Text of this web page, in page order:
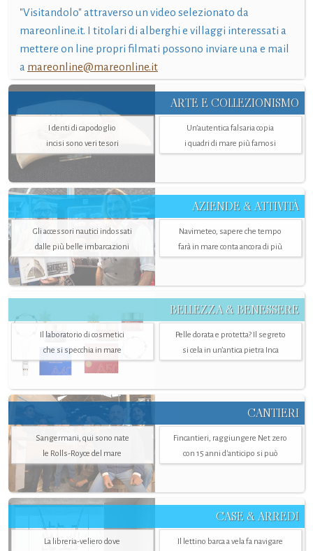
"Visitandolo" attraverso un video selezionato da
mareonline.it. I titolari di alberghi e villaggi interessati a
mettere on line propri filmati possono inviare una e mail
a mareonline@mareonline.it
ARTE E COLLEZIONISMO
I denti di capodoglio
incisi sono veri tesori
Un’autentica falsaria copia
i quadri di mare più famosi
AZIENDE & ATTIVITÀ
Gli accessori nautici indossati
dalle più belle imbarcazioni
Navimeteo, sapere che tempo
farà in mare conta ancora di più
BELLEZZA & BENESSERE
Il laboratorio di cosmetici
che si specchia in mare
Pelle dorata e protetta? Il segreto
si cela in un’antica pietra Inca
CANTIERI
Sangermani, qui sono nate
le Rolls-Royce del mare
Fincantieri, raggiungere Net zero
con 15 anni d'anticipo si può
CASE & ARREDI
La libreria-veliero dove
Il lettino barca a vela fa navigare